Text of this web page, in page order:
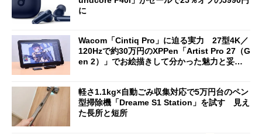
に
Wacom「Cintiq Pro」に迫る実力 27型4K／
120Hzで約30万円のXPPen「Artist Pro 27（G
en 2）」でお絵描きして分かった魅力と妥協
軽さ1.1kg×自動ごみ収集対応で5万円台のペン
型掃除機「Dreame S1 Station」を試す 見え
た長所と短所